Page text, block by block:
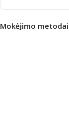
Mokėjimo metodai